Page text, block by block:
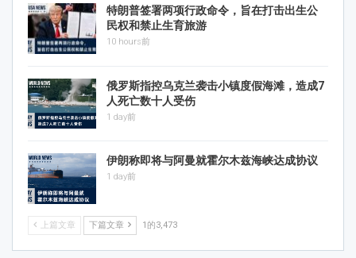
特朗普签署两项行政命令，旨在打击出生公
民权和禁止生育旅游
10 hours前
俄罗斯指控乌克兰袭击小镇度假海滩，造成7
人死亡数十人受伤
1 day前
伊朗称即将与阿曼就霍尔木兹海峡达成协议
1 day前
上篇文章 下篇文章 1的3,473